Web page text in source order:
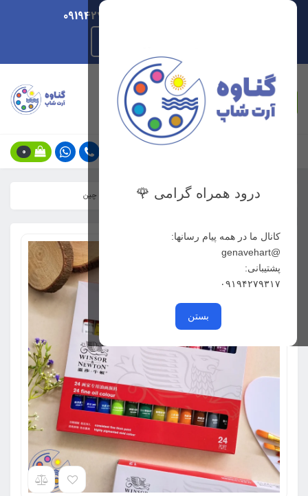
درود همراه گرامی 🌹
کانال ما در همه پیام رسانها:
@genavehart
پشتیبانی:
۰۹۱۹۴۲۷۹۳۱۷
بستن
جستجو
0
فهرست محصولات رنگ روغن 24 رنگ وینزور ساخت چین